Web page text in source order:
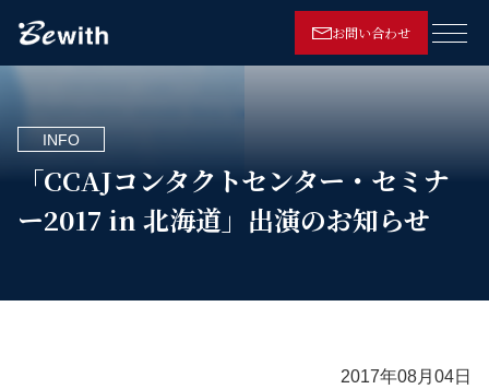
お問い合わせ
メニ
「CCAJコンタクトセンター・セミナ
ー2017 in 北海道」出演のお知らせ
INFO
2017年08月04日